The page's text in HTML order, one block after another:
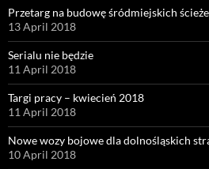
Przetarg na budowę śródmiejskich
13 April 2018
Serialu nie będzie
11 April 2018
Targi pracy – kwiecień 2018
11 April 2018
Nowe wozy bojowe dla dolnośląskich
10 April 2018